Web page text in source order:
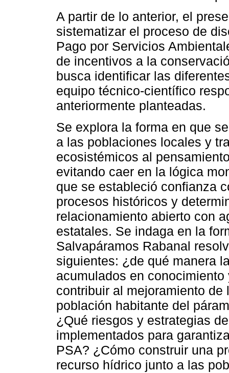
A partir de lo anterior, el
sistematizar el proceso de
Pago por Servicios
de incentivos a la
busca identificar las
equipo técnico-científico
anteriormente planteadas.
Se explora la forma en que
a las poblaciones locales y
ecosistémicos al
evitando caer en la lógica
que se estableció confianza
procesos históricos y
relacionamiento abierto con
estatales. Se indaga en la
Salvapáramos Rabanal
siguientes: ¿de qué manera
acumulados en
contribuir al mejoramiento
población habitante del
¿Qué riesgos y estrategias
implementados para
PSA? ¿Cómo construir una
recurso hídrico junto a las